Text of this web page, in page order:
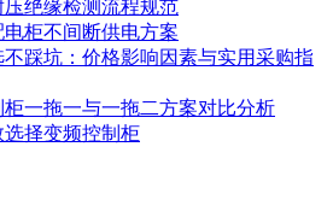
绝缘检测流程规范
柜不间断供电方案
踩坑：价格影响因素与实用采购指
一拖一与一拖二方案对比分析
择变频控制柜